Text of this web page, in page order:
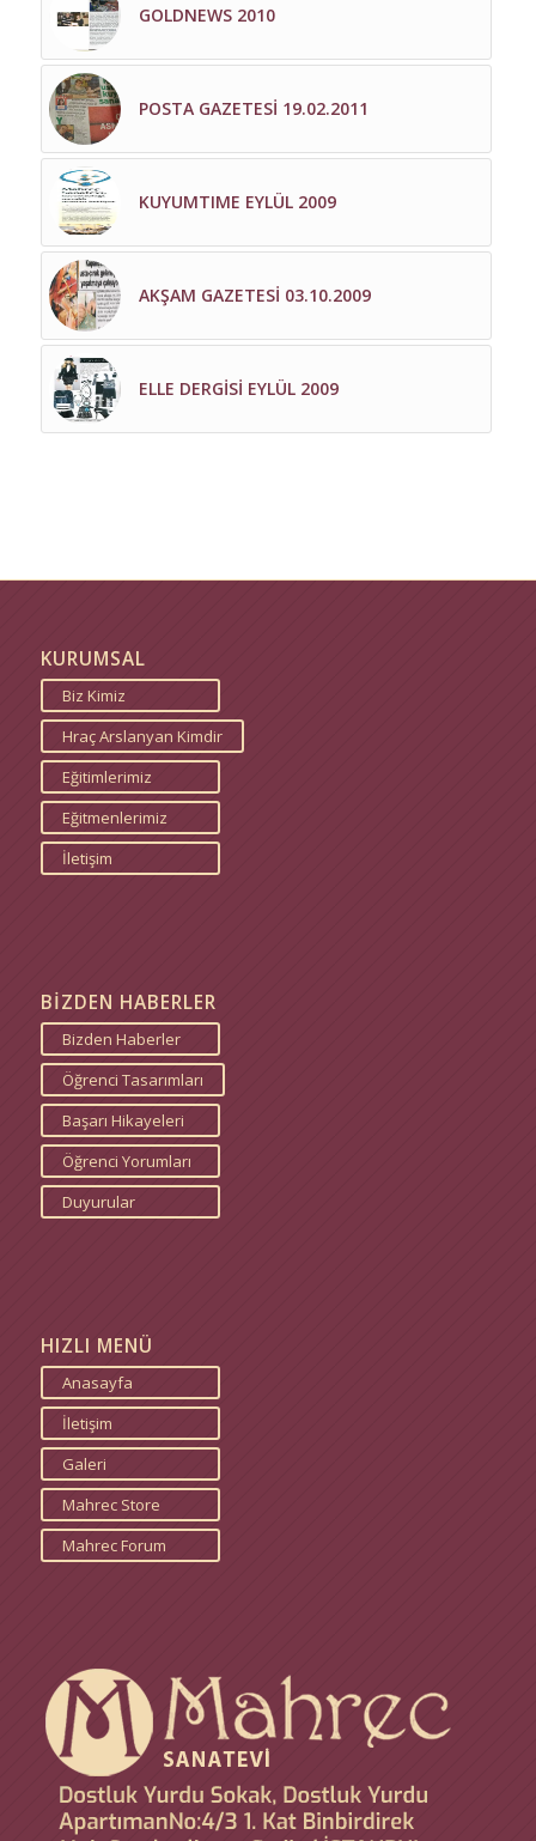
GOLDNEWS 2010
POSTA GAZETESİ 19.02.2011
KUYUMTIME EYLÜL 2009
AKŞAM GAZETESİ 03.10.2009
ELLE DERGİSİ EYLÜL 2009
KURUMSAL
Biz Kimiz
Hraç Arslanyan Kimdir
Eğitimlerimiz
Eğitmenlerimiz
İletişim
BİZDEN HABERLER
Bizden Haberler
Öğrenci Tasarımları
Başarı Hikayeleri
Öğrenci Yorumları
Duyurular
HIZLI MENÜ
Anasayfa
İletişim
Galeri
Mahrec Store
Mahrec Forum